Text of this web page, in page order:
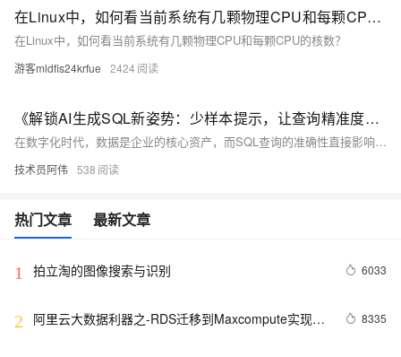
在Linux中，如何看当前系统有几颗物理CPU和每颗CPU的核数？
在Linux中，如何看当前系统有几颗物理CPU和每颗CPU的核数？
游客mldfis24krfue 2424
《解锁AI生成SQL新姿势：少样本提示，让查询精准度狂飙》
在数字化时代，数据是企业的核心资产，而SQL查询的准确性直接影响数据洞察的质量。AI生成SQL虽降低了技术门槛，让业务人员可通过自然语言查询数据库，但其对复杂场景的理解仍存不足，易产生语法或逻辑错误。少样本提示通过提供少量相关示例，帮助AI更精准地理解需求，显著提升SQL生成的准确性与灵活性。实际应用中，某零售企业利用此技术将查询准确率提高30%，效率提升5倍，助力决策优化。未来，少样本提示有望进一步推动AI在数据查询领域的广泛应用，释放更大价值。
技术员阿伟 538
热门文章 最新文章
1 拍立淘的图像搜索与识别 6033
2
阿里云大数据利器之-RDS迁移到Maxcompute实现动
8335